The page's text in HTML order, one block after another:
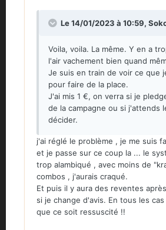
Le 14/01/2023 à 10:59,
Voila, voila. La même. Y en a
l'air vachement bien quand
Je suis en train de voir ce que
pour faire de la place.
J'ai mis 1 €, on verra si je
de la campagne ou si j'attends
décider.
j'ai réglé le problème , je me suis
et je passe sur ce coup la ... le
trop alambiqué , avec moins de
combos , j'aurais craqué.
Et puis il y aura des reventes
si je change d'avis. En tous les
que ce soit ressuscité !!